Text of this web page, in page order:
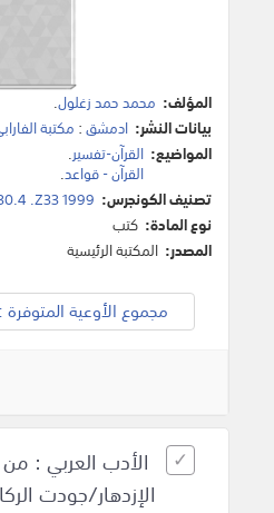
المؤلف: محمد حمد زغلول.
بيانات النشر: ادمشق: مكتبة
المواضيع: القرآن-تفسير.
القرآن - قواعد.
تصنيف الكونجرس: .Z33 1999
نوع المادة: كتب
المصدر: المكتبة الرئيسية
مجموع الأوعية المتوفرة : 1
الأدب العربي : من
الإزدهار/جودت